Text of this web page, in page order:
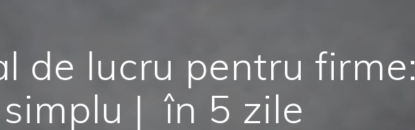
de lucru pentru firme:
simplu | în 5 zile